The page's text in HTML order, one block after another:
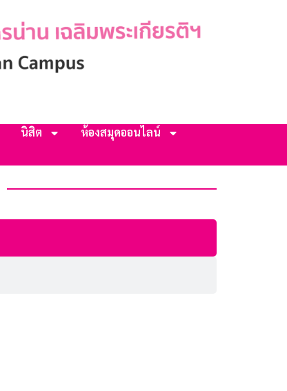
นิสิต
ห้องสมุดออนไลน์